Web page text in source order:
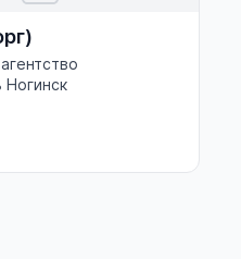
Ногинск